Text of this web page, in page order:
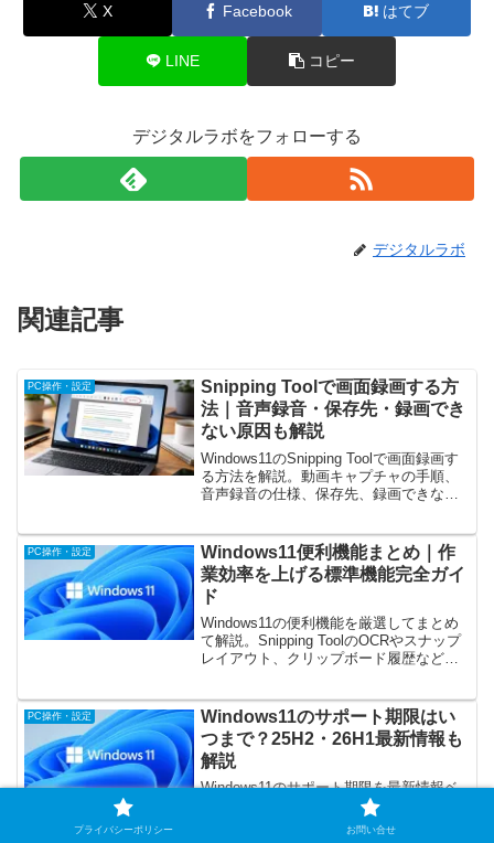
X Facebook はてブ
LINE コピー
デジタルラボをフォローする
デジタルラボ
関連記事
PC操作・設定
Snipping Toolで画面録画する方
法｜音声録音・保存先・録画でき
ない原因も解説
Windows11のSnipping Toolで画面録画す
る方法を解説。動画キャプチャの手順、
音声録音の仕様、保存先、録画できない
PC操作・設定
Windows11便利機能まとめ｜作
業効率を上げる標準機能完全ガイ
ド
Windows11の便利機能を厳選してまとめ
て解説。Snipping ToolのOCRやスナップ
レイアウト、クリップボード履歴など標
用テクニックを初心者向けにわかりやす
く解説します。
PC操作・設定
Windows11のサポート期限はい
つまで？25H2・26H1最新情報も
解説
Windows11のサポート期限を最新情報ベ
ースで解説。23H2・24H2・25H2・26H1
の終了日一覧、自分のバージョン確認方
プライバシーポリシー お問い合せ